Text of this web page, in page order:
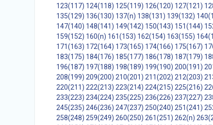
123(117) 124(118) 125(119) 126(120) 127(121)
135(129) 136(130) 137(n) 138(131) 139(132)
147(140) 148(141) 149(142) 150(143) 151(144)
159(152) 160(n) 161(153) 162(154) 163(155)
171(163) 172(164) 173(165) 174(166) 175(167)
183(175) 184(176) 185(177) 186(178) 187(179)
196(187) 197(188) 198(189) 199(190) 200(191)
208(199) 209(200) 210(201) 211(202) 212(203)
220(211) 222(213) 223(214) 224(215) 225(216)
233(223) 234(224) 235(225) 236(226) 237(227)
245(235) 246(236) 247(237) 250(240) 251(241)
258(248) 259(249) 260(250) 261(251) 262(n)